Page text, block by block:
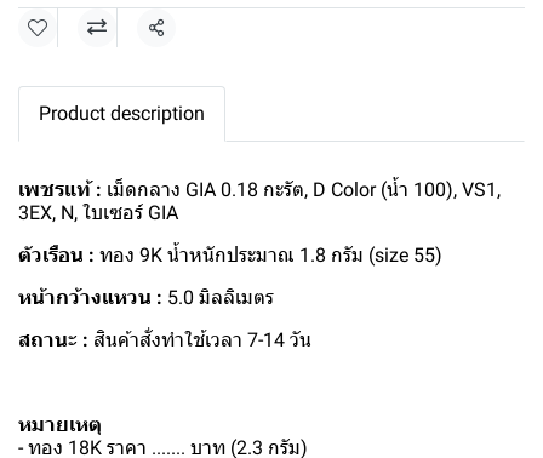
แชร์
Product description
เพชรแท้ : เม็ดกลาง GIA 0.18 กะรัต, D Color (น้ำ 100), VS1,
3EX, N, ใบเซอร์ GIA
ตัวเรือน : ทอง 9K น้ำหนักประมาณ 1.8 กรัม (size 55)
หน้ากว้างแหวน : 5.0 มิลลิเมตร
สถานะ : สินค้าสั่งทำใช้เวลา 7-14 วัน
หมายเหตุ
- ทอง 18K ราคา ....... บาท (2.3 กรัม)